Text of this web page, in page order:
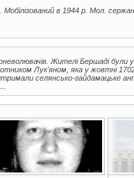
Мобілізований в 1944 р. Мол.
Жителі Бершаді були
Лук'яном, яка у жовтні 1702
селянсько-гайдамацьке